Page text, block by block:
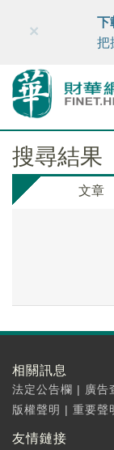
財華智庫網
×
下
把
搜尋結果
文章
相關訊息
法定公告欄 | 廣告
版權聲明 | 重要聲
友情鏈接